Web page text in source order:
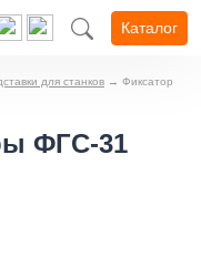
Каталог
для станков → Фиксатор
ФГС-31